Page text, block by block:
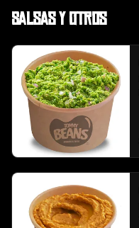
Salsas y Otros